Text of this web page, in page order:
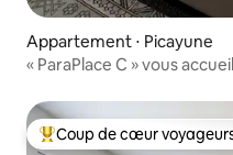
Appartement ⋅ Picayune
« ParaPlace C » vous
Coups de cœur voyageurs
Coup de cœur